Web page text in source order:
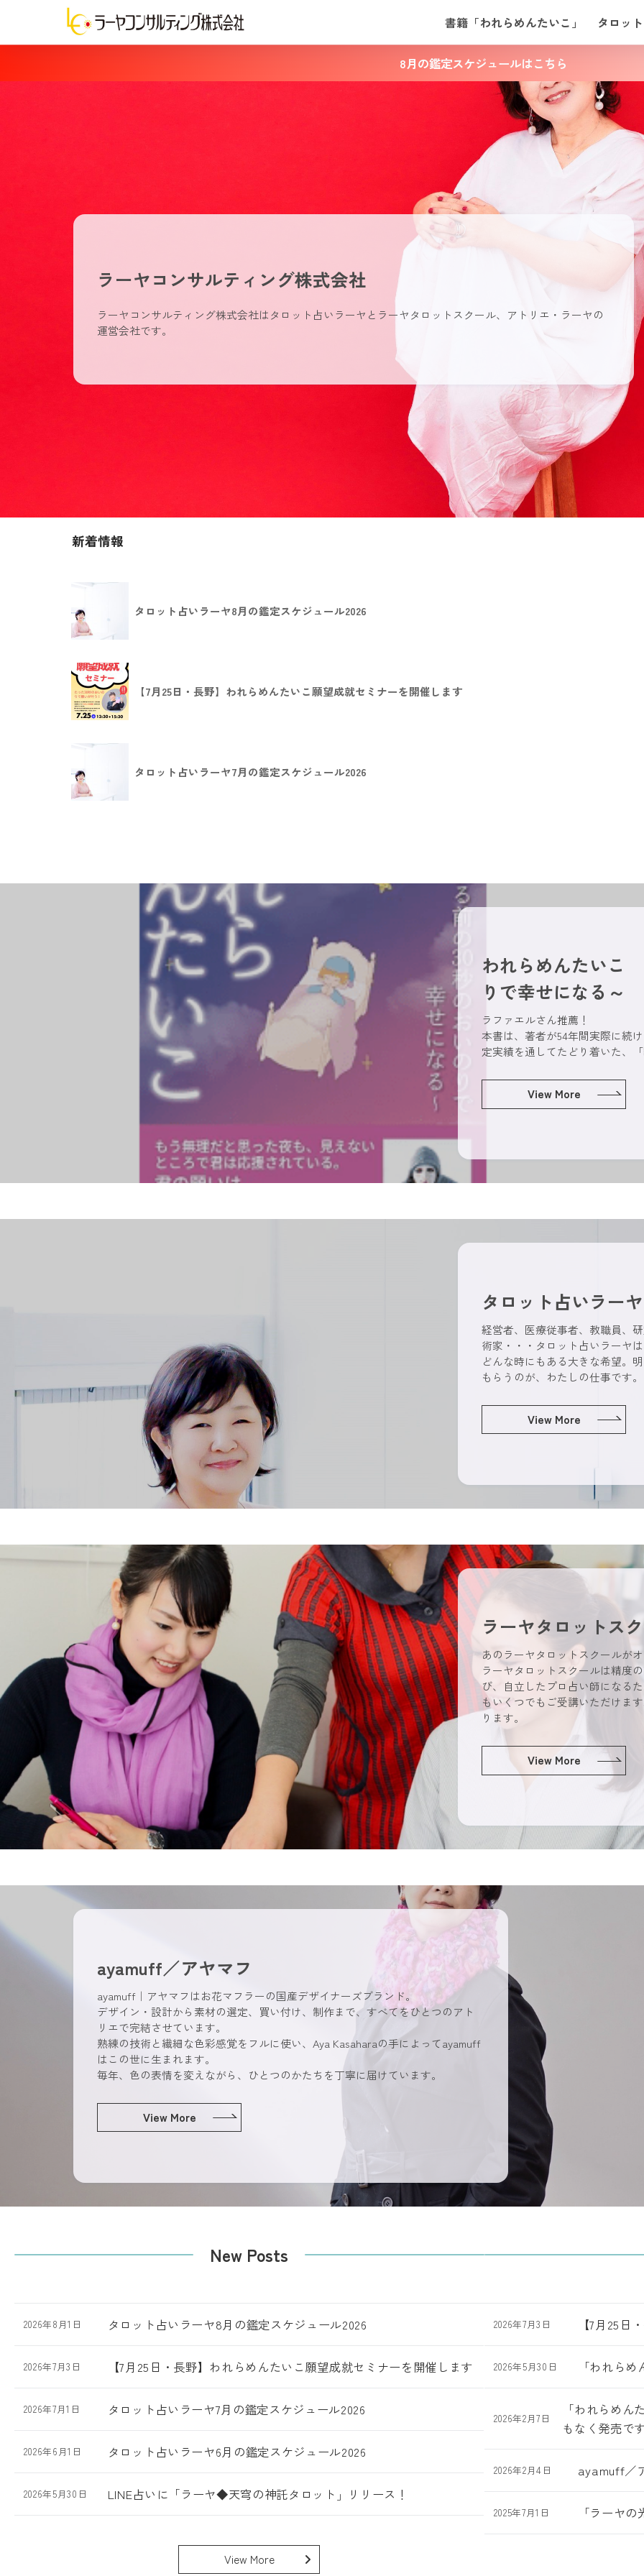
書籍「われらめんたいこ」 タロッ
8月の鑑定スケジュールはこちら
ラーヤコンサルティング株式会社
ラーヤコンサルティング株式会社はタロット占いラーヤとラーヤタロットスクール、アトリエ・ラーヤの
運営会社です。
新着情報
タロット占いラーヤ8月の鑑定スケジュール2026
【7月25日・長野】われらめんたいこ願望成就セミナーを開催します
タロット占いラーヤ7月の鑑定スケジュール2026
われらめんたいこ
りで幸せになる～
ラファエルさん推薦！
本書は、著者が54年間実際に続
定実績を通してたどり着いた、
View More
タロット占いラーヤ
経営者、医療従事者、教職員、
術家・・・タロット占いラーヤ
どんな時にもある大きな希望。
もらうのが、わたしの仕事です。
View More
ラーヤタロットス
あのラーヤタロットスクールが
ラーヤタロットスクールは精度
び、自立したプロ占い師になる
もいくつでもご受講いただけま
ります。
View More
ayamuff／アヤマフ
ayamuff｜アヤマフはお花マフラーの国産デザイナーズブランド。
デザイン・設計から素材の選定、買い付け、制作まで、すべてをひとつのアト
リエで完結させています。
熟練の技術と繊細な色彩感覚をフルに使い、Aya Kasaharaの手によってayamuff
はこの世に生まれます。
毎年、色の表情を変えながら、ひとつのかたちを丁寧に届けています。
View More
New Posts
2026年8月1日 タロット占いラーヤ8月の鑑定スケジュール2026
2026年7月3日 【7月25日・長野】われらめんたいこ願望成就セミナーを開催します
2026年7月1日 タロット占いラーヤ7月の鑑定スケジュール2026
2026年6月1日 タロット占いラーヤ6月の鑑定スケジュール2026
2026年5月30日 LINE占いに「ラーヤ◆天穹の神託タロット」リリース！
View More
2026年7月3日 【7月25
2026年5月30日 「われら
2026年2月7日
「われらめ
もなく発売で
2026年2月4日 ayamuff／
2025年7月1日 「ラーヤ